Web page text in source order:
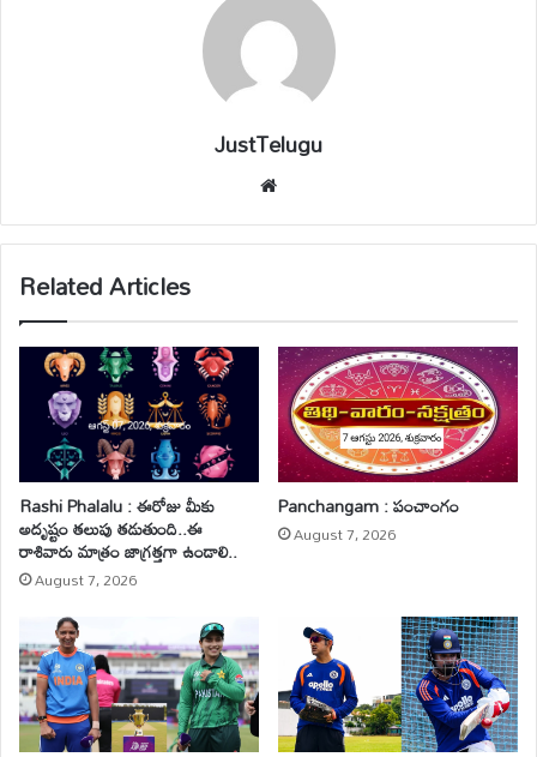
JustTelugu
bsi
te
Related Articles
Rashi Phalalu : ఈరోజు మీకు
అదృష్టం తలుపు తడుతుంది..ఈ
రాశివారు మాత్రం జాగ్రత్తగా ఉండాలి..
August 7, 2026
Panchangam : పంచాంగం
August 7, 2026